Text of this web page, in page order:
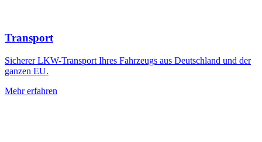
Transport
Sicherer LKW-Transport Ihres Fahrzeugs aus Deutschland und der
ganzen EU.
Mehr erfahren